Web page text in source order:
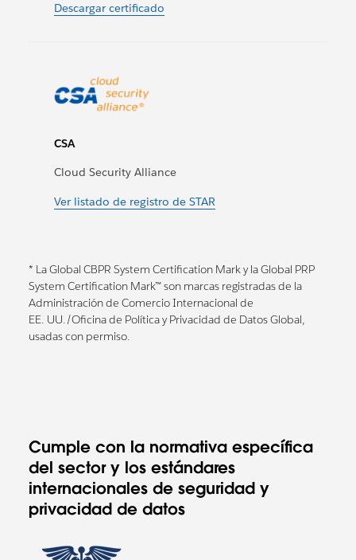
Descargar certificado
CSA
Cloud Security Alliance
Ver listado de registro de STAR
* La Global CBPR System Certification Mark y la Global PRP
System Certification Mark™ son marcas registradas de la
Administración de Comercio Internacional de
EE. UU./Oficina de Política y Privacidad de Datos Global,
usadas con permiso.
Cumple con la normativa específica
del sector y los estándares
internacionales de seguridad y
privacidad de datos